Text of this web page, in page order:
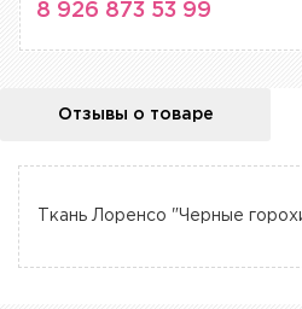
8 926 873 53 99
Отзывы о товаре
Ткань Лоренсо "Черные